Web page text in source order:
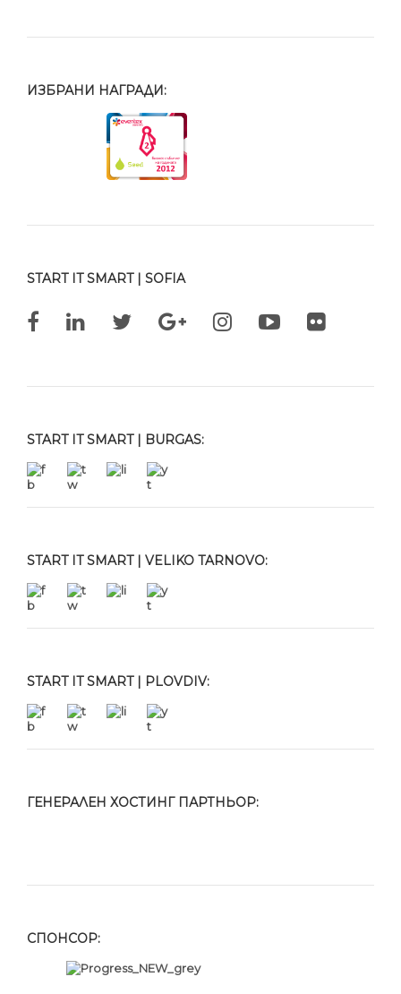
ИЗБРАНИ НАГРАДИ:
START IT SMART | SOFIA
START IT SMART | BURGAS:
START IT SMART | VELIKO TARNOVO:
START IT SMART | PLOVDIV:
ГЕНЕРАЛЕН ХОСТИНГ ПАРТНЬОР:
СПОНСОР: